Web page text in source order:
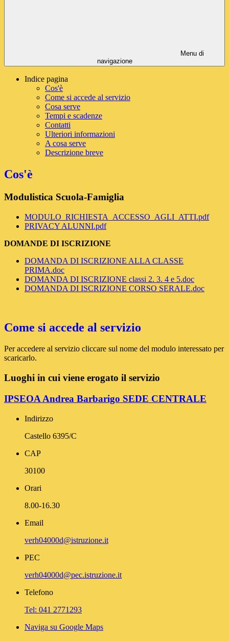
Menu di
navigazione
Indice pagina
Cos'è
Come si accede al servizio
Cosa serve
Tempi e scadenze
Contatti
Ulteriori informazioni
A cosa serve
Descrizione breve
Cos'è
Modulistica Scuola-Famiglia
MODULO_RICHIESTA_ACCESSO_AGLI_ATTI.pdf
PRIVACY ALUNNI.pdf
DOMANDE DI ISCRIZIONE
DOMANDA DI ISCRIZIONE ALLA CLASSE
PRIMA.doc
DOMANDA DI ISCRIZIONE classi 2. 3. 4 e 5.doc
DOMANDA DI ISCRIZIONE CORSO SERALE.doc
Come si accede al servizio
Per accedere al servizio cliccare sul nome del modulo interessato per
scaricarlo.
Luoghi in cui viene erogato il servizio
IPSEOA Andrea Barbarigo SEDE CENTRALE
Indirizzo
Castello 6395/C
CAP
30100
Orari
8.00-16.30
Email
verh04000d@istruzione.it
PEC
verh04000d@pec.istruzione.it
Telefono
Tel: 041 2771293
Naviga su Google Maps